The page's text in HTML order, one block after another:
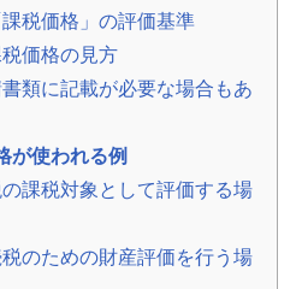
税価格」の評価基準
価格の見方
類に記載が必要な場合もあ
が使われる例
課税対象として評価する場
のための財産評価を行う場